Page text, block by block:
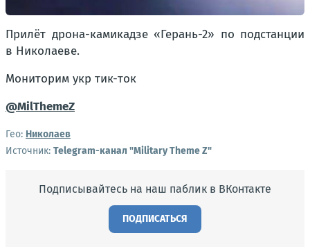
Прилёт дрона-камикадзе «Герань-2» по подстанции
в Николаеве.
Мониторим укр тик-ток
@MilThemeZ
Гео: Николаев
Источник: Telegram-канал "Military Theme Z"
Подписывайтесь на наш паблик в ВКонтакте
ПОДПИСАТЬСЯ